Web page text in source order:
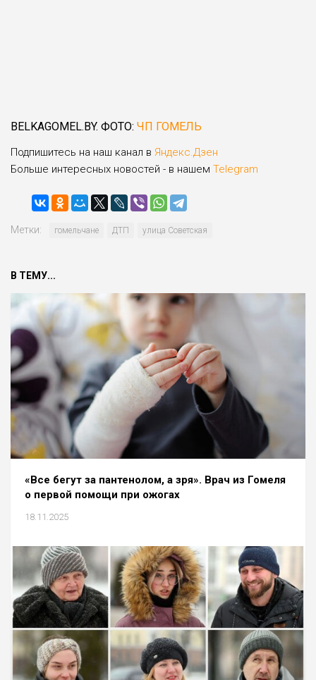
BELKAGOMEL.BY. ФОТО: ЧП ГОМЕЛЬ
Подпишитесь на наш канал в Яндекс.Дзен
Больше интересных новостей - в нашем Telegram
Метки: гомельчане ДТП улица Советская
В ТЕМУ...
«Все бегут за пантенолом, а зря». Врач из Гомеля
о первой помощи при ожогах
18.11.2025